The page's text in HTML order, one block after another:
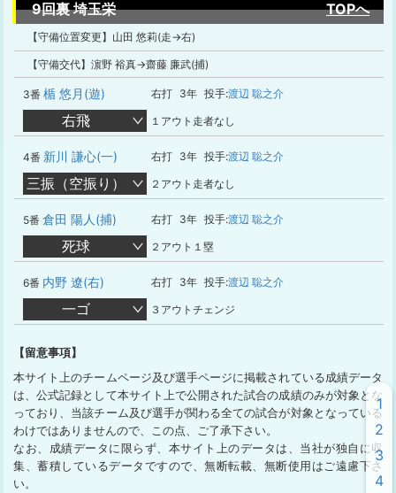
9回裏 埼玉栄 TOPへ
【守備位置変更】山田 悠莉(走→右)
【守備交代】濵野 裕真→齋藤 廉武(捕)
3番 楯 悠月(遊) 右打 3年 投手:渡辺 聡之介
右飛 １アウト走者なし
4番 新川 謙心(一) 右打 3年 投手:渡辺 聡之介
三振（空振り） ２アウト走者なし
5番 倉田 陽人(捕) 右打 3年 投手:渡辺 聡之介
死球 ２アウト１塁
6番 内野 遼(右) 右打 3年 投手:渡辺 聡之介
一ゴ ３アウトチェンジ
【留意事項】
本サイト上のチームページ及び選手ページに掲載されている成績データ
は、公式記録として本サイト上で公開された試合の成績のみが対象とな
っており、当該チーム及び選手が関わる全ての試合が対象となっている
わけではありませんので、この点、ご了承下さい。
なお、成績データに限らず、本サイト上のデータは、当社が独自に収
集、蓄積しているデータですので、無断転載、無断使用はご遠慮下さ
い。
1
2
3
4